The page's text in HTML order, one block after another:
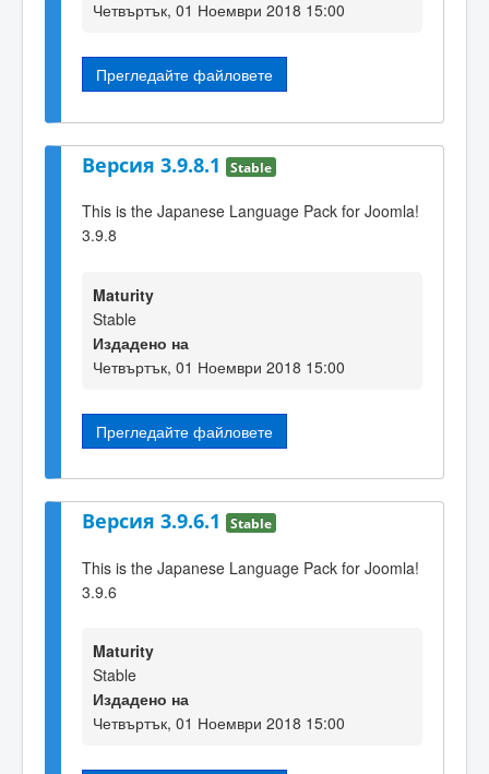
Четвъртък, 01 Ноември 2018 15:00
Прегледайте файловете
Версия 3.9.8.1 Stable
This is the Japanese Language Pack for Joomla!
3.9.8
Maturity
Stable
Издадено на
Четвъртък, 01 Ноември 2018 15:00
Прегледайте файловете
Версия 3.9.6.1 Stable
This is the Japanese Language Pack for Joomla!
3.9.6
Maturity
Stable
Издадено на
Четвъртък, 01 Ноември 2018 15:00